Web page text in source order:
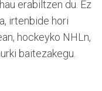
erabiltzen du. Ez
irtenbide hori
hockeyko NHLn,
baitezakegu.